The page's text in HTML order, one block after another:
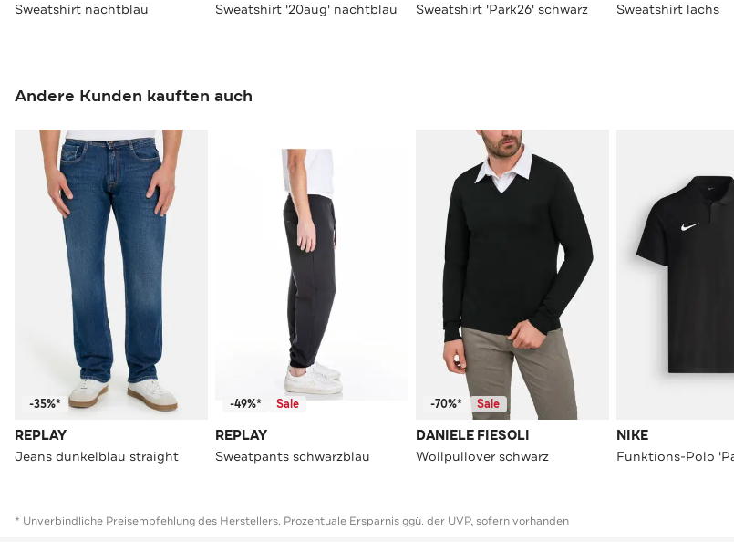
Sweatshirt nachtblau Sweatshirt '20aug' nachtblau Sweatshirt 'Park26' schwarz Sweatshirt lachs
Andere Kunden kauften auch
-35%*
REPLAY
Jeans dunkelblau straight
-49%* Sale
REPLAY
Sweatpants schwarzblau
-70%* Sale
DANIELE FIESOLI
Wollpullover schwarz
NIKE
* Unverbindliche Preisempfehlung des Herstellers. Prozentuale Ersparnis ggü. der UVP, sofern vorhanden